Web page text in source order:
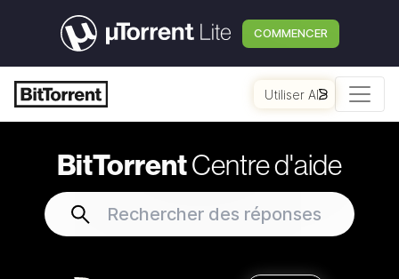
COMMENCER
Utiliser AI
BitTorrentCentre d'aide